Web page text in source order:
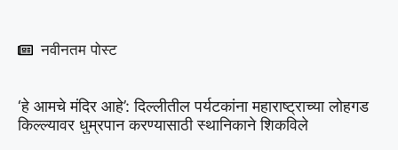
नवीनतम पोस्ट
‘हे आमचे मंदिर आहे’: दिल्लीतील पर्यटकांना महाराष्ट्राच्या लोहगड
किल्ल्यावर धुम्रपान करण्यासाठी स्थानिकाने शिकविले